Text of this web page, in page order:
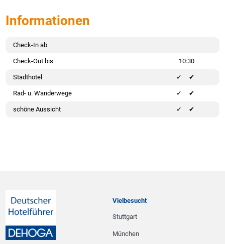
Informationen
Check-In ab
Check-Out bis 10:30
Stadthotel ✔
Rad- u. Wanderwege ✔
schöne Aussicht ✔
Vielbesucht
Stuttgart
München